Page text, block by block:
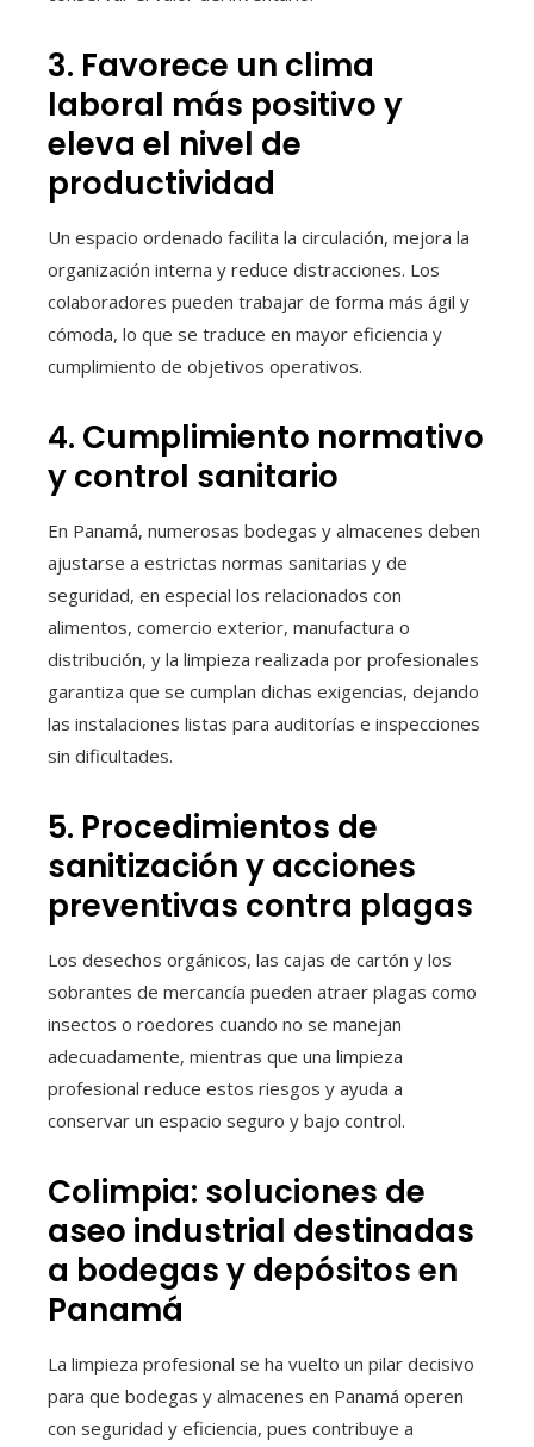
3. Favorece un clima
laboral más positivo y
eleva el nivel de
productividad
Un espacio ordenado facilita la circulación, mejora la
organización interna y reduce distracciones. Los
colaboradores pueden trabajar de forma más ágil y
cómoda, lo que se traduce en mayor eficiencia y
cumplimiento de objetivos operativos.
4. Cumplimiento normativo
y control sanitario
En Panamá, numerosas bodegas y almacenes deben
ajustarse a estrictas normas sanitarias y de
seguridad, en especial los relacionados con
alimentos, comercio exterior, manufactura o
distribución, y la limpieza realizada por profesionales
garantiza que se cumplan dichas exigencias, dejando
las instalaciones listas para auditorías e inspecciones
sin dificultades.
5. Procedimientos de
sanitización y acciones
preventivas contra plagas
Los desechos orgánicos, las cajas de cartón y los
sobrantes de mercancía pueden atraer plagas como
insectos o roedores cuando no se manejan
adecuadamente, mientras que una limpieza
profesional reduce estos riesgos y ayuda a
conservar un espacio seguro y bajo control.
Colimpia: soluciones de
aseo industrial destinadas
a bodegas y depósitos en
Panamá
La limpieza profesional se ha vuelto un pilar decisivo
para que bodegas y almacenes en Panamá operen
con seguridad y eficiencia, pues contribuye a